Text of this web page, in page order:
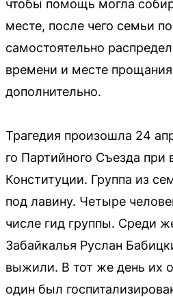
чтобы помощь могла
месте, после чего семьи
самостоятельно
времени и месте
дополнительно.
Трагедия произошла 24
го Партийного Съезда при
Конституции. Группа из
под лавину. Четыре
числе гид группы. Среди
Забайкалья Руслан
выжили. В тот же день их
один был